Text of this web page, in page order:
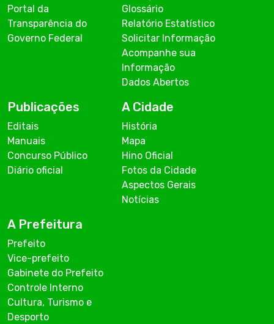
Portal da
Transparência do
Governo Federal
Glossário
Relatório Estatístico
Solicitar Informação
Acompanhe sua
Informação
Dados Abertos
Publicações
Editais
Manuais
Concurso Público
Diário oficial
A Cidade
História
Mapa
Hino Oficial
Fotos da Cidade
Aspectos Gerais
Notícias
A Prefeitura
Prefeito
Vice-prefeito
Gabinete do Prefeito
Controle Interno
Cultura, Turismo e
Desporto